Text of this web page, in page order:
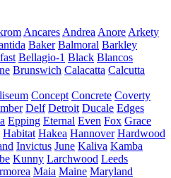
Ancares Andrea Anore Arkety
Baker Balmoral Barkley
Bellagio-1 Black Blancos
Brunswich Calacatta Calcutta
Concept Concrete Coverty
Delf Detroit Ducale Edges
Epping Eternal Even Fox Grace
Habitat Hakea Hannover Hardwood
Invictus June Kaliva Kamba
Kunny Larchwood Leeds
Maia Maine Maryland